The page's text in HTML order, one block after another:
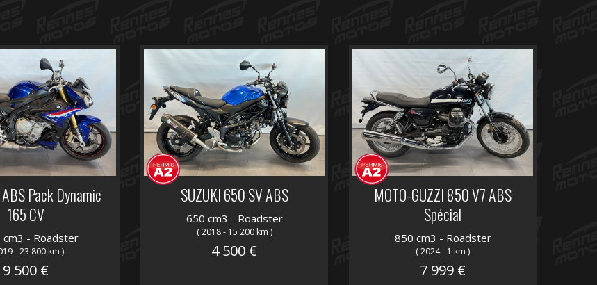
Pack Dynamic
165 CV
cm3 - Roadster
- 23 800 km )
9 500 €
SUZUKI 650 SV ABS
650 cm3 - Roadster
( 2018 - 15 200 km )
4 500 €
MOTO-GUZZI 850 V7 ABS
Spécial
850 cm3 - Roadster
( 2024 - 1 km )
7 999 €